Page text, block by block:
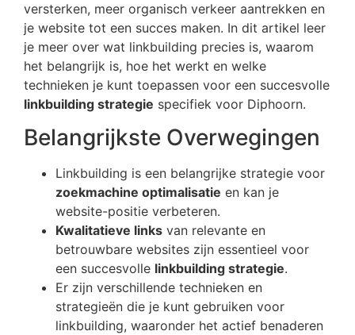
versterken, meer organisch verkeer aantrekken en
je website tot een succes maken. In dit artikel leer
je meer over wat linkbuilding precies is, waarom
het belangrijk is, hoe het werkt en welke
technieken je kunt toepassen voor een succesvolle
linkbuilding strategie specifiek voor Diphoorn.
Belangrijkste Overwegingen
Linkbuilding is een belangrijke strategie voor
zoekmachine optimalisatie en kan je
website-positie verbeteren.
Kwalitatieve links van relevante en
betrouwbare websites zijn essentieel voor
een succesvolle linkbuilding strategie.
Er zijn verschillende technieken en
strategieën die je kunt gebruiken voor
linkbuilding, waaronder het actief benaderen